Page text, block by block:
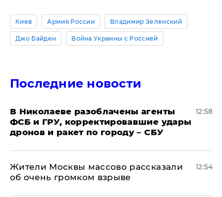
Киев Армия России Владимир Зеленский
Джо Байден Война Украины с Россией
Последние новости
В Николаеве разоблачены агенты
ФСБ и ГРУ, корректировавшие удары
дронов и ракет по городу – СБУ
12:58
Жители Москвы массово рассказали
об очень громком взрыве
12:54